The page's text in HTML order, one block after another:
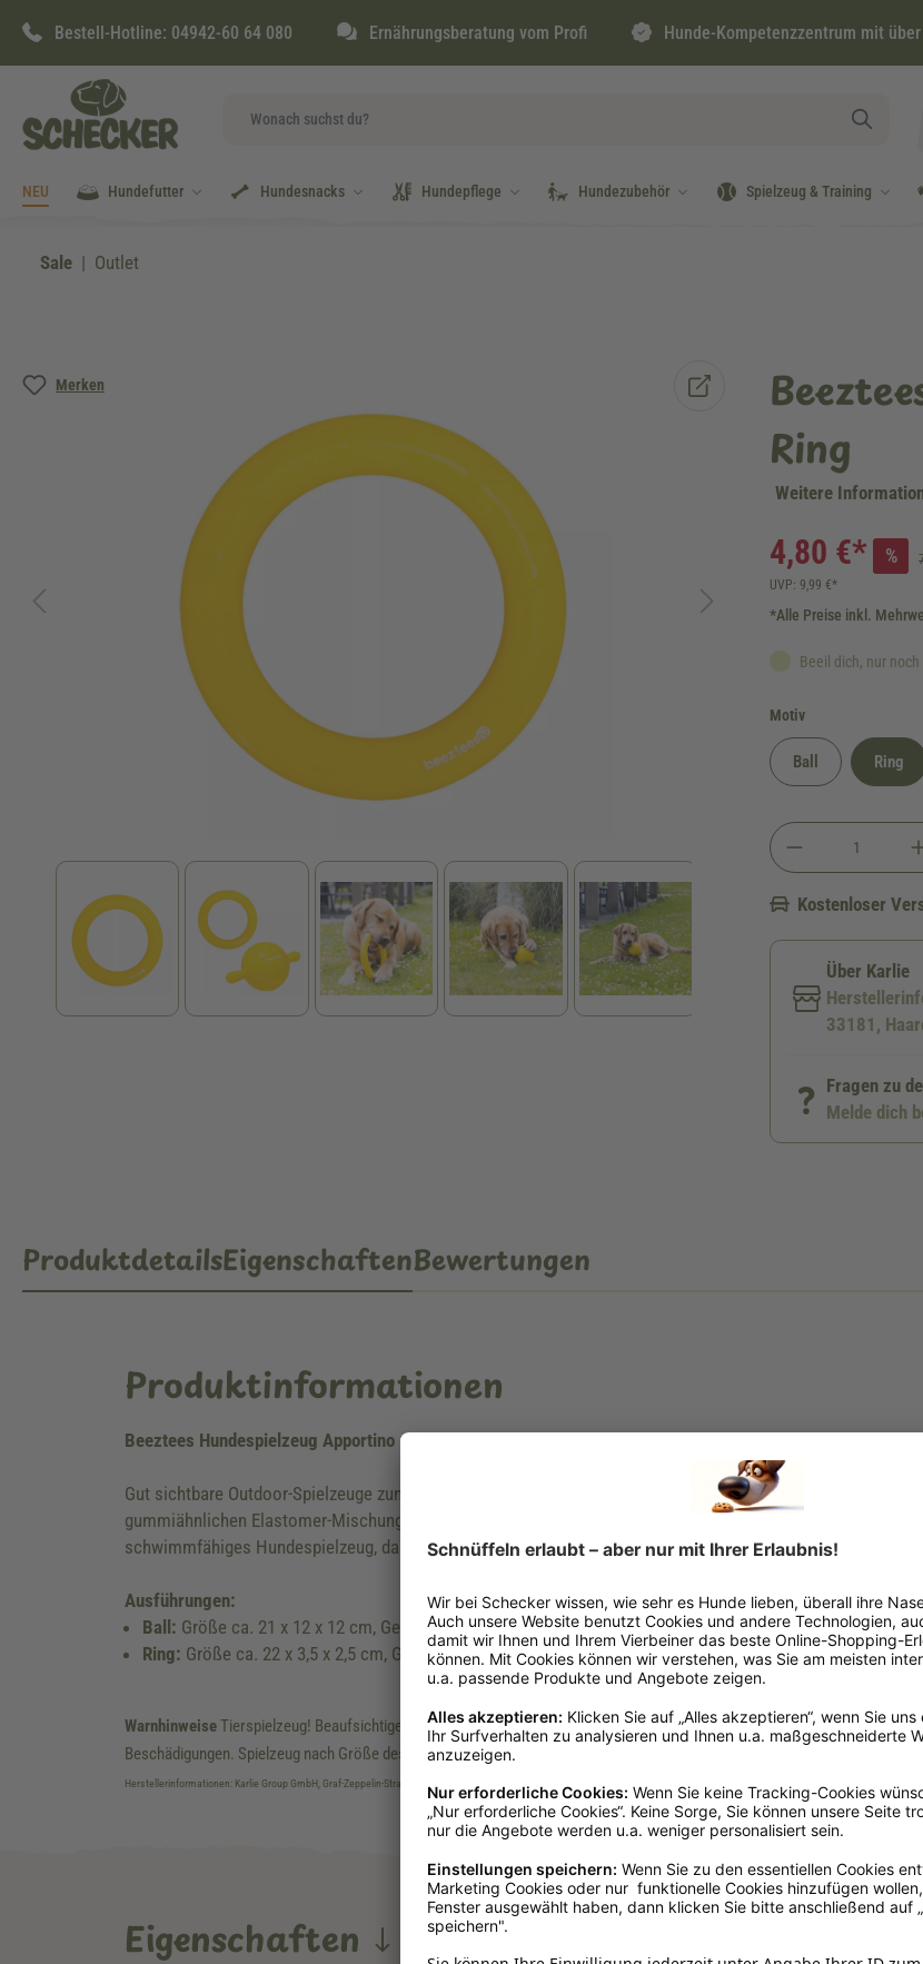
Zur Hauptnavigation springen
Bestell-Hotline: 04942-60 64 080 Ernährungsberatung vom Profi Hunde-Kompetenzzentrum mit
NEU Hundefutter Hundesnacks Hundepflege Hundezubehör Spielzeug & Training
Sale Outlet
Merken
Bildergalerie überspringen
Ring
Weitere
4,80 €* %
UVP: 9,99 €*
*Alle Preise inkl.
Beeil dich, nur
Motivauswählen
Ball Ring
Kostenloser
Über Karlie
33181,
Fragen zu
Melde dich
ProduktdetailsEigenschaftenBewertungen
Produktinformationen
Beeztees Hundespielzeug Apportino
Gut sichtbare Outdoor-Spielzeuge zum Apportieren und für allerlei andere Spiel-Ideen. Die
gummiähnlichen Elastomer-Mischung. Sie haben ein solides, aber auch für kleinere Hunde nicht zu hohes
schwimmfähiges Hundespielzeug, dass dir und deinem Hund viel Spaß machen wird! Ohne Quietscher.
Ausführungen:
Ball: Größe ca. 21 x 12 x 12 cm, Gewicht ca. 265 g
Ring: Größe ca. 22 x 3,5 x 2,5 cm, Gewicht ca. 200 g
WarnhinweiseTierspielzeug! Beaufsichtige dein Tier beim Spiel! Artikel ist nicht unzerstörbar: Tier nicht mit beschädigtem
Beschädigungen. Spielzeug nach Größe des Tieres auswählen Alle Verpackungsmaterialien müssen sicher entfernt
Herstellerinformationen: Karlie Group GmbH, Graf-Zeppelin-Strasse 62, DE, 33181, Haaren, info@karlie.de
Eigenschaften